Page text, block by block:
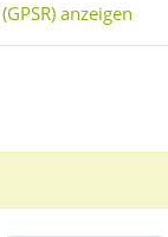
anzeigen